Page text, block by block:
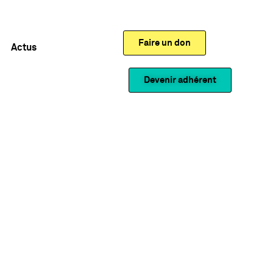
Actus Faire un don
Devenir adhérent